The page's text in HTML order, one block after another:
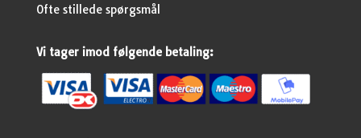
Ofte stillede spørgsmål
Vi tager imod følgende betaling: